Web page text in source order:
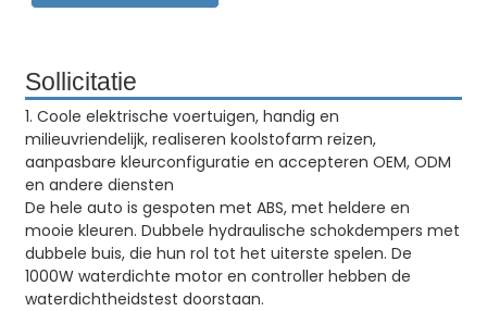
Sollicitatie
1. Coole elektrische voertuigen, handig en
milieuvriendelijk, realiseren koolstofarm reizen,
aanpasbare kleurconfiguratie en accepteren OEM, ODM
en andere diensten
De hele auto is gespoten met ABS, met heldere en
mooie kleuren. Dubbele hydraulische schokdempers met
dubbele buis, die hun rol tot het uiterste spelen. De
1000W waterdichte motor en controller hebben de
waterdichtheidstest doorstaan.